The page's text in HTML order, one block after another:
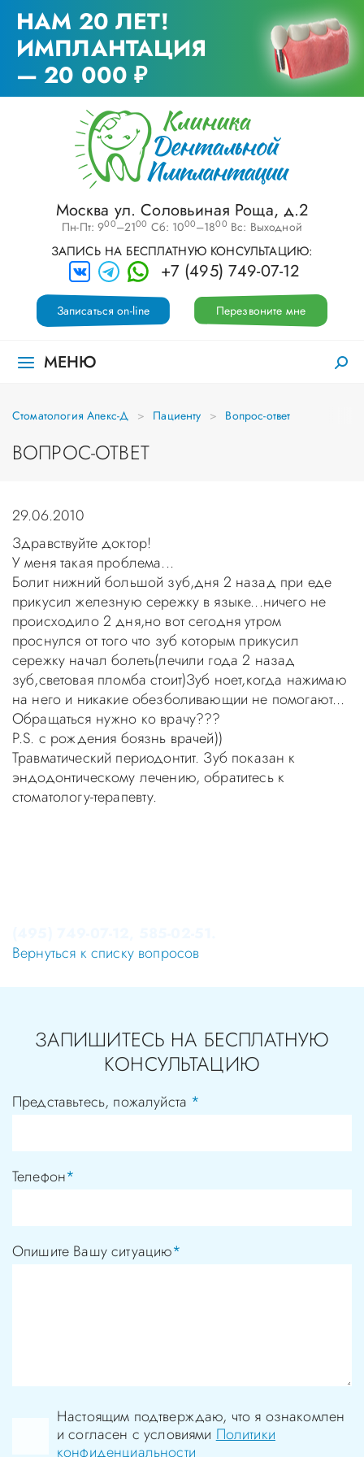
НАМ 20 ЛЕТ!
ИМПЛАНТАЦИЯ
— 20 000 ₽
Москва ул. Соловьиная Роща, д.2
Пн-Пт: 900–2100 Сб: 1000–1800 Вс: Выходной
ЗАПИСЬ НА БЕСПЛАТНУЮ КОНСУЛЬТАЦИЮ:
+7 (495) 749-07-12
Перезвоните мне
Записаться on-line
МЕНЮ
Стоматология Апекс-Д Пациенту Вопрос-ответ
ВОПРОС-ОТВЕТ
29.06.2010
Здравствуйте доктор!
У меня такая проблема...
Болит нижний большой зуб,дня 2 назад при еде
прикусил железную сережку в языке...ничего не
происходило 2 дня,но вот сегодня утром
проснулся от того что зуб которым прикусил
сережку начал болеть(лечили года 2 назад
зуб,световая пломба стоит)Зуб ноет,когда нажимаю
на него и никакие обезболивающии не помогают...
Обращаться нужно ко врачу???
P.S. с рождения боязнь врачей))
Травматический периодонтит. Зуб показан к
эндодонтическому лечению, обратитесь к
стоматологу-терапевту.
Вернуться к списку вопросов
ЗАПИШИТЕСЬ НА БЕСПЛАТНУЮ
КОНСУЛЬТАЦИЮ
Представьтесь, пожалуйста *
Телефон*
Опишите Вашу ситуацию*
Настоящим подтверждаю, что я ознакомлен
и согласен с условиямиПолитики
конфиденциальности